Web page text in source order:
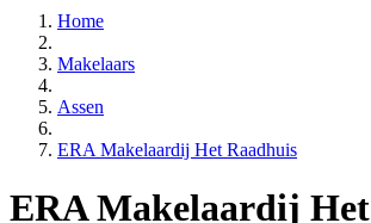
Home
Makelaars
Assen
ERA Makelaardij Het Raadhuis
ERA Makelaardij Het